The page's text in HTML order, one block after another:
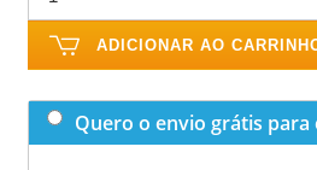
ADICIONAR AO
Quero o envio grátis para